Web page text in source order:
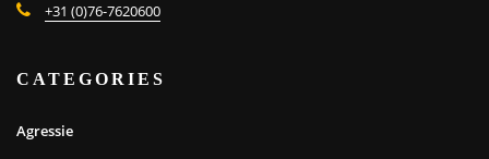
+31 (0)76-7620600
CATEGORIES
Agressie